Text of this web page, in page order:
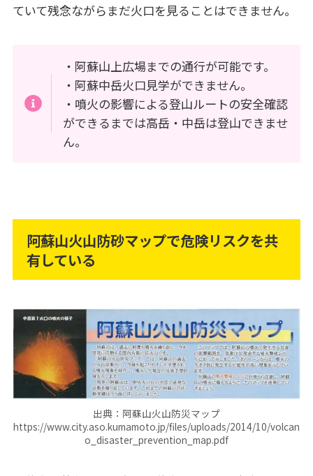
ていて残念ながらまだ火口を見ることはできません。
・阿蘇山上広場までの通行が可能です。
・阿蘇中岳火口見学ができません。
・噴火の影響による登山ルートの安全確認
ができるまでは高岳・中岳は登山できませ
ん。
阿蘇山火山防砂マップで危険リスクを共
有している
出典：阿蘇山火山防災マップ
https://www.city.aso.kumamoto.jp/files/uploads/2014/10/volcan
o_disaster_prevention_map.pdf